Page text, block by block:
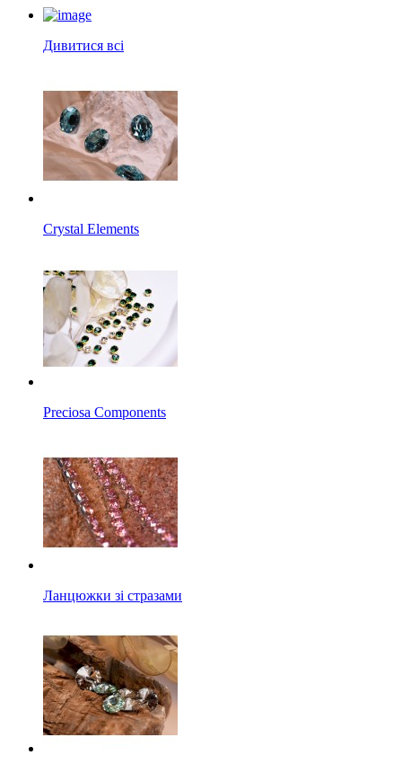
Дивитися всі
Crystal Elements
Preciosa Components
Ланцюжки зі стразами